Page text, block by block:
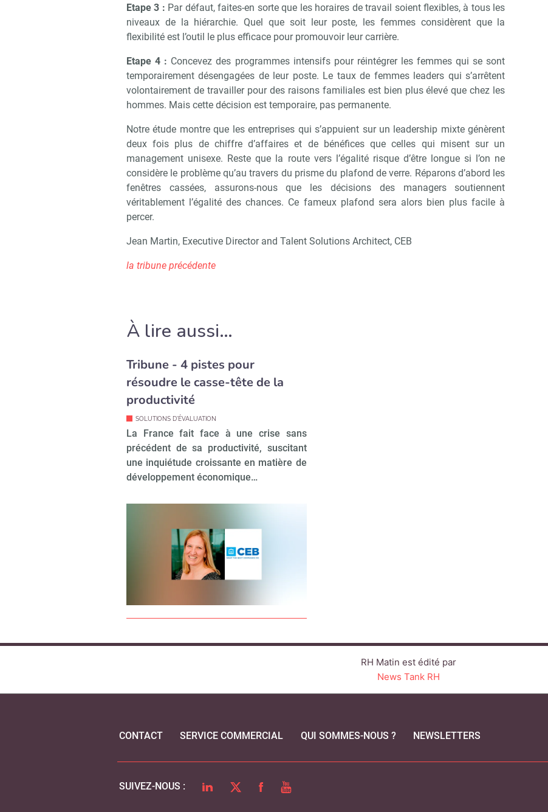
Etape 3 : Par défaut, faites-en sorte que les horaires de travail soient flexibles, à tous les
niveaux de la hiérarchie. Quel que soit leur poste, les femmes considèrent que la
flexibilité est l’outil le plus efficace pour promouvoir leur carrière.
Etape 4 : Concevez des programmes intensifs pour réintégrer les femmes qui se sont
temporairement désengagées de leur poste. Le taux de femmes leaders qui s’arrêtent
volontairement de travailler pour des raisons familiales est bien plus élevé que chez les
hommes. Mais cette décision est temporaire, pas permanente.
Notre étude montre que les entreprises qui s’appuient sur un leadership mixte génèrent
deux fois plus de chiffre d’affaires et de bénéfices que celles qui misent sur un
management unisexe. Reste que la route vers l’égalité risque d’être longue si l’on ne
considère le problème qu’au travers du prisme du plafond de verre. Réparons d’abord les
fenêtres cassées, assurons-nous que les décisions des managers soutiennent
véritablement l’égalité des chances. Ce fameux plafond sera alors bien plus facile à
percer.
Jean Martin, Executive Director and Talent Solutions Architect, CEB
la tribune précédente
À lire aussi…
Tribune - 4 pistes pour
résoudre le casse-tête de la
productivité
SOLUTIONS D'ÉVALUATION
La France fait face à une crise sans
précédent de sa productivité, suscitant
une inquiétude croissante en matière de
développement économique…
RH Matin est édité par
News Tank RH
CONTACT SERVICE COMMERCIAL QUI SOMMES-NOUS ? NEWSLETTERS
SUIVEZ-NOUS : LINKEDINTWITTERFACEBOOK
YOUTUBE